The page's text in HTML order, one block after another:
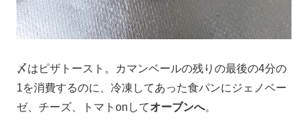
〆はピザトースト。カマンベールの残りの最後の4分の
1を消費するのに、冷凍してあった食パンにジェノベー
ゼ、チーズ、トマトonしてオーブンへ。